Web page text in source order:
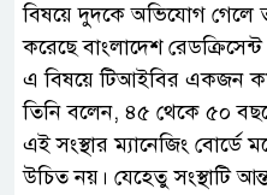
বিষয়ে দুদকে অভিযোগ গেলে
করেছে বাংলাদেশ
এ বিষয়ে টিআইবির একজন
তিনি বলেন, ৪৫ থেকে ৫০
এই সংস্থার ম্যানেজিং
উচিত নয়। যেহেতু সংস্থাটি